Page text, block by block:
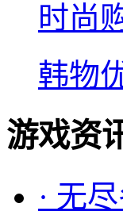
时尚
韩物
游戏资
· 无